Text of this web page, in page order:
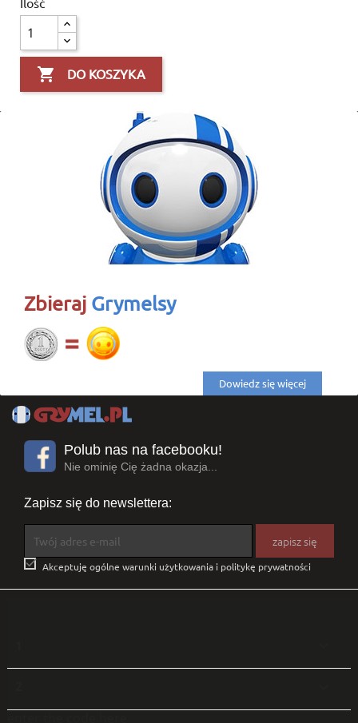
 DO KOSZYKA
Zbieraj Grymelsy
Dowiedz się więcej
Polub nas na facebooku!
Nie ominię Cię żadna okazja...
Zapisz się do newslettera:
 Akceptuję ogólne warunki użytkowania i politykę prywatności